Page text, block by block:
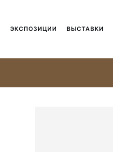
ЭКСПОЗИЦИИ ВЫСТАВКИ